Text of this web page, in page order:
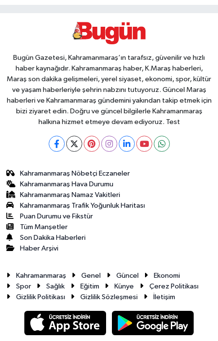
Bugün Gazetesi, Kahramanmaraş’ın tarafsız, güvenilir ve hızlı
haber kaynağıdır. Kahramanmaraş haber, K.Maraş haberleri,
Maraş son dakika gelişmeleri, yerel siyaset, ekonomi, spor, kültür
ve yaşam haberleriyle şehrin nabzını tutuyoruz. Güncel Maraş
haberleri ve Kahramanmaraş gündemini yakından takip etmek için
bizi ziyaret edin. Doğru ve güncel bilgilerle Kahramanmaraş
halkına hizmet etmeye devam ediyoruz. Test
Kahramanmaraş Nöbetçi Eczaneler
Kahramanmaraş Hava Durumu
Kahramanmaraş Namaz Vakitleri
Kahramanmaraş Trafik Yoğunluk Haritası
Puan Durumu ve Fikstür
Tüm Manşetler
Son Dakika Haberleri
Haber Arşivi
Kahramanmaraş Genel Güncel
Ekonomi
Spor
Sağlık Eğitim Künye
Çerez Politikası
Gizlilik Politikası
Gizlilik Sözleşmesi İletişim